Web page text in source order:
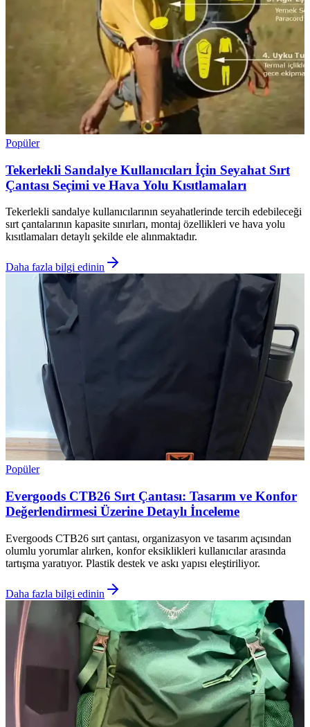
Popüler
Tekerlekli Sandalye Kullanıcıları İçin Seyahat Sırt
Çantası Seçimi ve Hava Yolu Kısıtlamaları
Tekerlekli sandalye kullanıcılarının seyahatlerinde tercih edebileceği
sırt çantalarının kapasite sınırları, montaj özellikleri ve hava yolu
kısıtlamaları detaylı şekilde ele alınmaktadır.
Daha fazla bilgi edinin
Popüler
Evergoods CTB26 Sırt Çantası: Tasarım ve Konfor
Değerlendirmesi Üzerine Detaylı İnceleme
Evergoods CTB26 sırt çantası, organizasyon ve tasarım açısından
olumlu yorumlar alırken, konfor eksiklikleri kullanıcılar arasında
tartışma yaratıyor. Plastik destek ve askı yapısı eleştiriliyor.
Daha fazla bilgi edinin